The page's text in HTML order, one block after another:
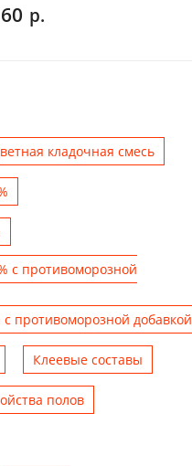
р.
кладочная смесь
c противоморозной
противоморозной добавкой
Клеевые составы
полов